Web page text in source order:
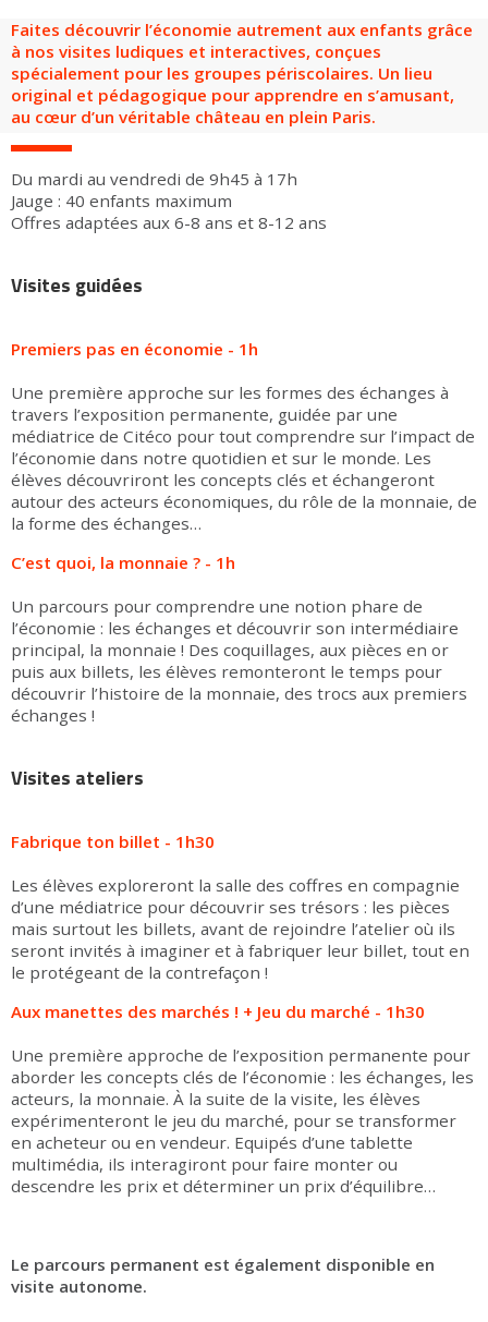
FR EN
Faites découvrir l’économie autrement aux enfants grâce
à nos visites ludiques et interactives, conçues
spécialement pour les groupes périscolaires. Un lieu
original et pédagogique pour apprendre en s’amusant,
au cœur d’un véritable château en plein Paris.
Du mardi au vendredi de 9h45 à 17h
Jauge : 40 enfants maximum
Offres adaptées aux 6-8 ans et 8-12 ans
Visites guidées
Premiers pas en économie - 1h
Une première approche sur les formes des échanges à
travers l’exposition permanente, guidée par une
médiatrice de Citéco pour tout comprendre sur l’impact de
l’économie dans notre quotidien et sur le monde. Les
élèves découvriront les concepts clés et échangeront
autour des acteurs économiques, du rôle de la monnaie, de
la forme des échanges…
C’est quoi, la monnaie ? - 1h
Un parcours pour comprendre une notion phare de
l’économie : les échanges et découvrir son intermédiaire
principal, la monnaie ! Des coquillages, aux pièces en or
puis aux billets, les élèves remonteront le temps pour
découvrir l’histoire de la monnaie, des trocs aux premiers
échanges !
Visites ateliers
Fabrique ton billet - 1h30
Les élèves exploreront la salle des coffres en compagnie
d’une médiatrice pour découvrir ses trésors : les pièces
mais surtout les billets, avant de rejoindre l’atelier où ils
seront invités à imaginer et à fabriquer leur billet, tout en
le protégeant de la contrefaçon !
Aux manettes des marchés ! + Jeu du marché - 1h30
Une première approche de l’exposition permanente pour
aborder les concepts clés de l’économie : les échanges, les
acteurs, la monnaie. À la suite de la visite, les élèves
expérimenteront le jeu du marché, pour se transformer
en acheteur ou en vendeur. Equipés d’une tablette
multimédia, ils interagiront pour faire monter ou
descendre les prix et déterminer un prix d’équilibre…
Le parcours permanent est également disponible en
visite autonome.